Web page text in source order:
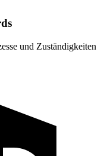
und Zuständigkeiten